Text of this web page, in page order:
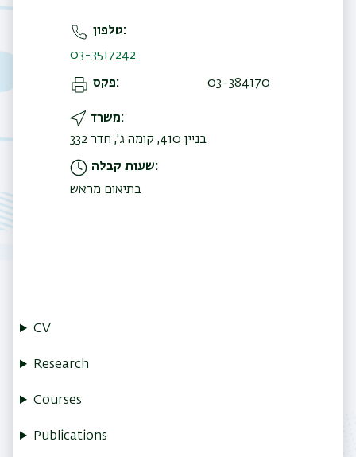
טלפון
03-3517242
פקס 03-384170
משרד
בניין 410, קומה ג', חדר 332
שעות קבלה
בתיאום מראש
CV
Research
Courses
Publications